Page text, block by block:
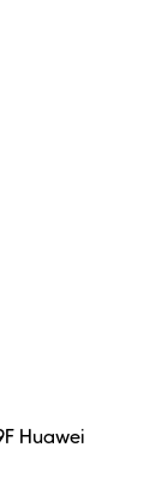
Huawei